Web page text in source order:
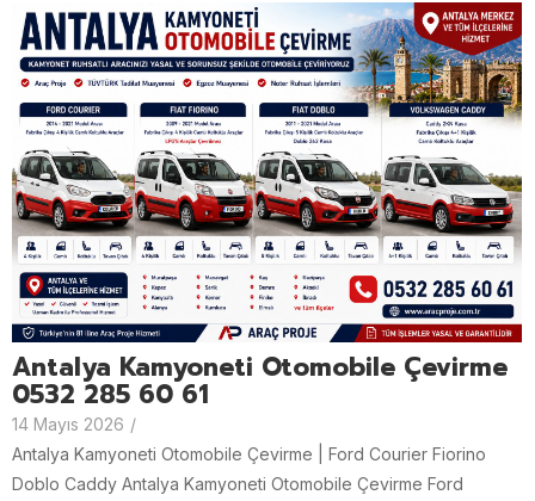
Antalya Kamyoneti Otomobile Çevirme
0532 285 60 61
14 Mayıs 2026 /
Antalya Kamyoneti Otomobile Çevirme | Ford Courier Fiorino
Doblo Caddy Antalya Kamyoneti Otomobile Çevirme Ford